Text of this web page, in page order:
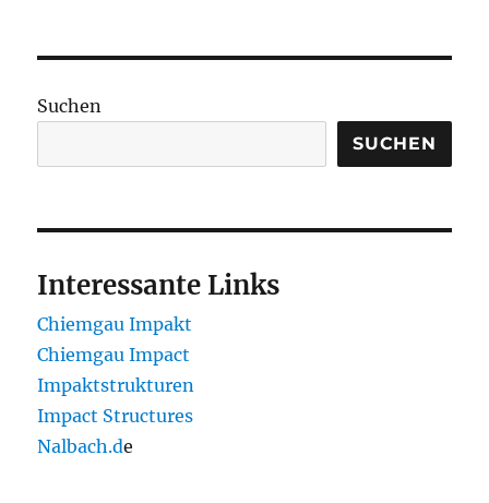
Suchen
SUCHEN
Interessante Links
Chiemgau Impakt
Chiemgau Impact
Impaktstrukturen
Impact Structures
Nalbach.de